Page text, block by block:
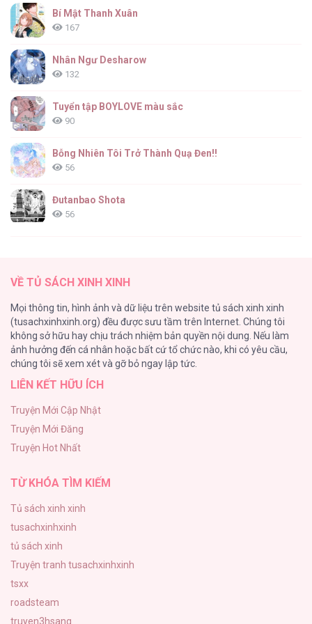
Chúa [...] – Chap 72
Chúa [...] – Chap 71
Chúa [...] – Chap 70
Chúa [...] – Chap 69
Nhà Điều Chế Nước Hoa Độc Quyền Của Bạo
Chúa [...] – Chap 68
Bí Mật Thanh Xuân
167
Nhân Ngư Desharow
132
Tuyển tập BOYLOVE màu sắc
90
Bỗng Nhiên Tôi Trở Thành Quạ Đen!!
56
Đutanbao Shota
56
54
Một Đêm Nọ Đột Nhiên Yandere Tới!
51
Cách Khiến Phu Quân Đứng Về Phía Tôi
ONESHOT CHỊCH VỒN CHỊCH VÃ
47
VỀ TỦ SÁCH XINH XINH
Mọi thông tin, hình ảnh và dữ liệu trên website tủ sách xinh xinh
(tusachxinhxinh.org) đều được sưu tầm trên Internet. Chúng tôi
không sở hữu hay chịu trách nhiệm bản quyền nội dung. Nếu làm
ảnh hưởng đến cá nhân hoặc bất cứ tổ chức nào, khi có yêu cầu,
chúng tôi sẽ xem xét và gỡ bỏ ngay lập tức.
LIÊN KẾT HỮU ÍCH
Truyện Mới Cập Nhật
Truyện Mới Đăng
Truyện Hot Nhất
TỪ KHÓA TÌM KIẾM
Tủ sách xinh xinh
tusachxinhxinh
tủ sách xinh
Truyện tranh tusachxinhxinh
tsxx
roadsteam
truyen3hsang